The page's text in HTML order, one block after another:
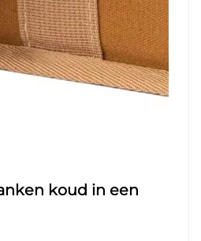
koud in een